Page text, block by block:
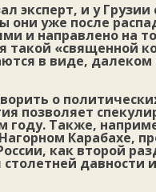
эксперт, и у
они уже после
и направлено на
такой «священной
в виде,
о
позволяет
году. Также,
Карабахе,
как второй
столетней давности